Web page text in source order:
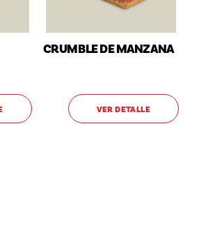
CRUMBLE DE MANZANA
VER DETALLE